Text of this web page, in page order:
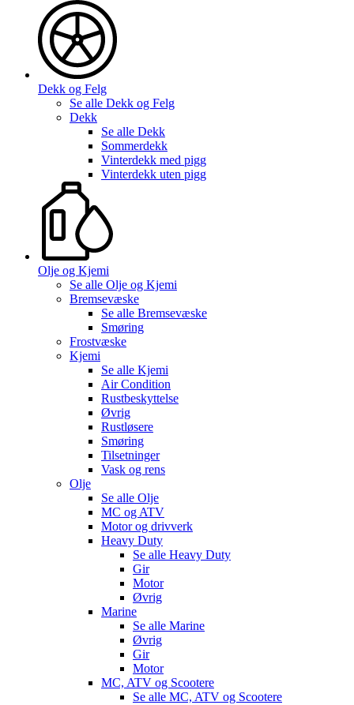
Dekk og Felg
Se alle Dekk og Felg
Dekk
Se alle Dekk
Sommerdekk
Vinterdekk med pigg
Vinterdekk uten pigg
Olje og Kjemi
Se alle Olje og Kjemi
Bremsevæske
Se alle Bremsevæske
Smøring
Frostvæske
Kjemi
Se alle Kjemi
Air Condition
Rustbeskyttelse
Øvrig
Rustløsere
Smøring
Tilsetninger
Vask og rens
Olje
Se alle Olje
MC og ATV
Motor og drivverk
Heavy Duty
Se alle Heavy Duty
Gir
Motor
Øvrig
Marine
Se alle Marine
Øvrig
Gir
Motor
MC, ATV og Scootere
Se alle MC, ATV og Scootere